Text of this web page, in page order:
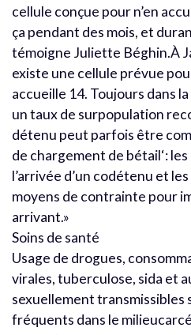
cellule conçue pour n’en
ça pendant des mois, et
témoigne Juliette Béghin.À
existe une cellule prévue
accueille 14. Toujours dans
un taux de surpopulation
détenu peut parfois être
de chargement de bétail‘:
l’arrivée d’un codétenu et
moyens de contrainte pour
arrivant.»
Soins de santé
Usage de drogues,
virales, tuberculose, sida et
sexuellement transmissibles
fréquents dans le